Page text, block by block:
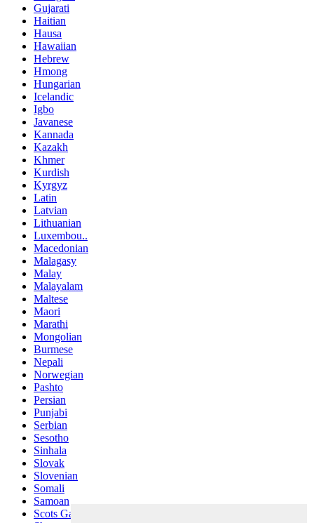
Gujarati
Haitian
Hausa
Hawaiian
Hebrew
Hmong
Hungarian
Icelandic
Igbo
Javanese
Kannada
Kazakh
Khmer
Kurdish
Kyrgyz
Latin
Latvian
Lithuanian
Luxembou..
Macedonian
Malagasy
Malay
Malayalam
Maltese
Maori
Marathi
Mongolian
Burmese
Nepali
Norwegian
Pashto
Persian
Punjabi
Serbian
Sesotho
Sinhala
Slovak
Slovenian
Somali
Samoan
Scots Gaelic